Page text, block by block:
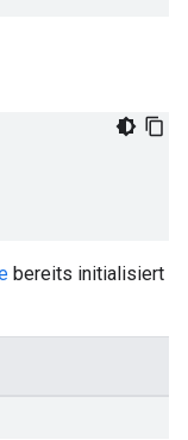
bereits initialisiert